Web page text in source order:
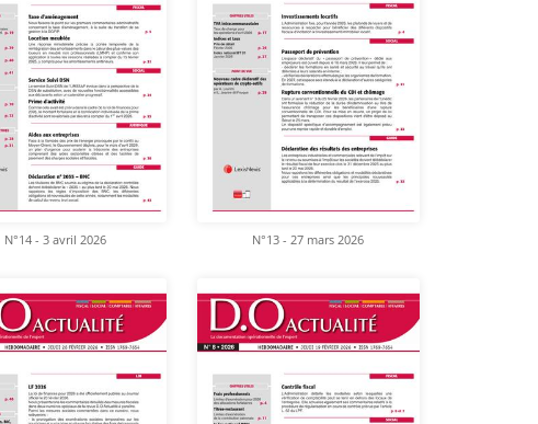
N°14 - 3 avril 2026 N°13 - 27 mars 2026